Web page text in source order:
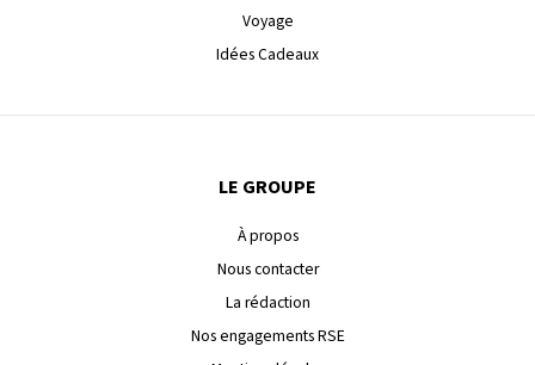
Voyage
Idées Cadeaux
LE GROUPE
À propos
Nous contacter
La rédaction
Nos engagements RSE